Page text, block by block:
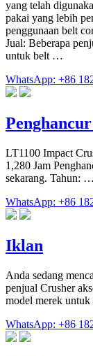
yang telah
pakai yang lebih
penggunaan belt
Jual: Beberapa
untuk belt …
WhatsApp: +86
LT1100 Impact
1,280 Jam
sekarang. Tahun: …
WhatsApp: +86
Iklan
Anda sedang
penjual Crusher
model merek
WhatsApp: +86